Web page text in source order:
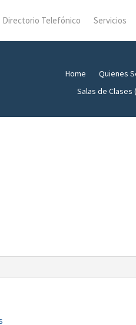
Directorio Telefónico Servicios
Home Quienes
Salas de Clases